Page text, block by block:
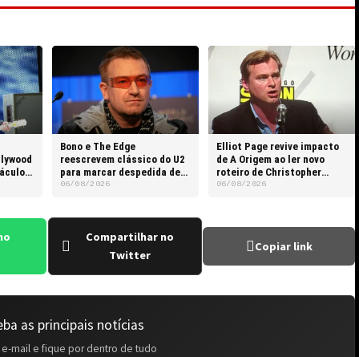
Bono e The Edge
reescrevem clássico do U2
para marcar despedida de
Glen Hansard
06/08/2026
Elliot Page revive impacto
de A Origem ao ler novo
roteiro de Christopher
Nolan
06/08/2026
Compartilhar no
Twitter
Copiar link
as principais notícias
e-mail e fique por dentro de tudo